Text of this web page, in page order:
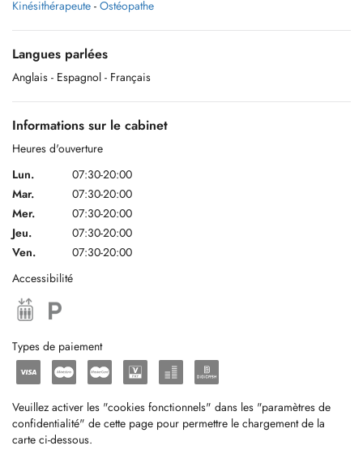
---------------------------------------------------------------------------------------------------------------------
Dear patients,
the city center of Luxembourg. Easy to reach, close to main parkings
and the Royal Hamilus bus and tram stop.
---------------------------------------------------------------------------------------------------------------------
Studio di fisioterapia e osteopatia situato in Place D’Armes, nel cuore
Questo studio multidisciplinare è molto facile da raggiungere, al
centro dei principali parcheggi e vicino a tutti i servizi in termini di
trasporto pubblico.
ricevimento.
Kinésithérapeute - Ostéopathe
Langues parlées
Anglais - Espagnol - Français
Informations sur le cabinet
Heures d'ouverture
Lun.
07:30-20:00
Mar.
07:30-20:00
Mer.
07:30-20:00
Jeu.
07:30-20:00
Ven.
07:30-20:00
Accessibilité
Types de paiement
Veuillez activer les "cookies fonctionnels" dans les "paramètres de
confidentialité" de cette page pour permettre le chargement de la
carte ci-dessous.